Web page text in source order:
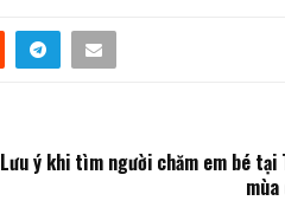
Lưu ý khi tìm người chăm em bé tại